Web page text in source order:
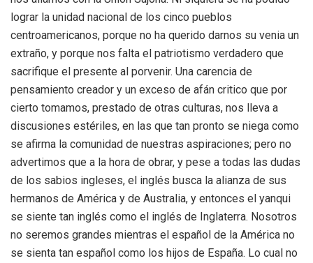
lograr la unidad nacional de los cinco pueblos
centroamericanos, porque no ha querido darnos su venia un
extraño, y porque nos falta el patriotismo verdadero que
sacrifique el presente al porvenir. Una carencia de
pensamiento creador y un exceso de afán critico que por
cierto tomamos, prestado de otras culturas, nos lleva a
discusiones estériles, en las que tan pronto se niega como
se afirma la comunidad de nuestras aspiraciones; pero no
advertimos que a la hora de obrar, y pese a todas las dudas
de los sabios ingleses, el inglés busca la alianza de sus
hermanos de América y de Australia, y entonces el yanqui
se siente tan inglés como el inglés de Inglaterra. Nosotros
no seremos grandes mientras el español de la América no
se sienta tan español como los hijos de España. Lo cual no